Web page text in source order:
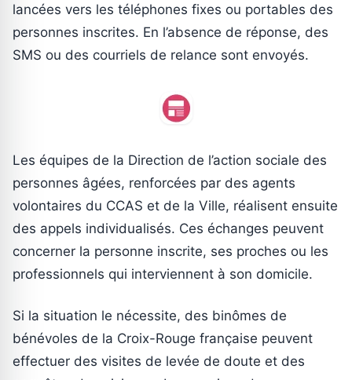
lancées vers les téléphones fixes ou portables des
personnes inscrites. En l’absence de réponse, des
SMS ou des courriels de relance sont envoyés.
Les équipes de la Direction de l’action sociale des
personnes âgées, renforcées par des agents
volontaires du CCAS et de la Ville, réalisent ensuite
des appels individualisés. Ces échanges peuvent
concerner la personne inscrite, ses proches ou les
professionnels qui interviennent à son domicile.
Si la situation le nécessite, des binômes de
bénévoles de la Croix-Rouge française peuvent
effectuer des visites de levée de doute et des